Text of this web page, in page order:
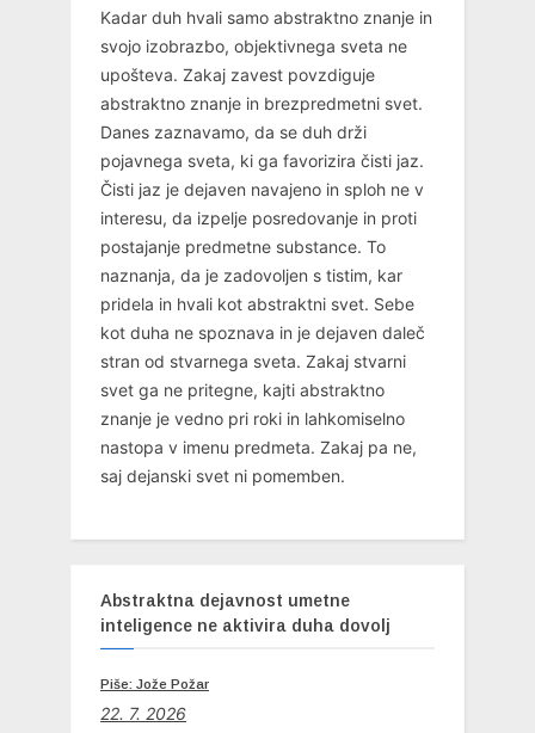
Kadar duh hvali samo abstraktno znanje in
svojo izobrazbo, objektivnega sveta ne
upošteva. Zakaj zavest povzdiguje
abstraktno znanje in brezpredmetni svet.
Danes zaznavamo, da se duh drži
pojavnega sveta, ki ga favorizira čisti jaz.
Čisti jaz je dejaven navajeno in sploh ne v
interesu, da izpelje posredovanje in proti
postajanje predmetne substance. To
naznanja, da je zadovoljen s tistim, kar
pridela in hvali kot abstraktni svet. Sebe
kot duha ne spoznava in je dejaven daleč
stran od stvarnega sveta. Zakaj stvarni
svet ga ne pritegne, kajti abstraktno
znanje je vedno pri roki in lahkomiselno
nastopa v imenu predmeta. Zakaj pa ne,
saj dejanski svet ni pomemben.
Abstraktna dejavnost umetne
inteligence ne aktivira duha dovolj
Piše: Jože Požar
22. 7. 2026